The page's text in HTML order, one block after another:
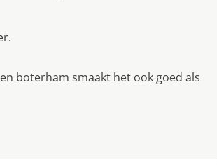
boterham smaakt het ook goed als